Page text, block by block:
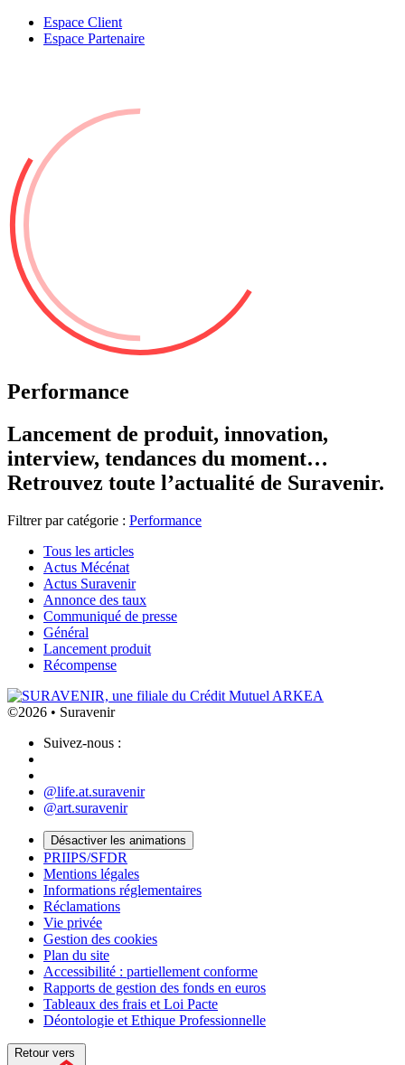
Espace Client
Espace Partenaire
Performance
Lancement de produit, innovation,
interview, tendances du moment…
Retrouvez toute l’actualité de Suravenir.
Filtrer par catégorie : Performance
Tous les articles
Actus Mécénat
Actus Suravenir
Annonce des taux
Communiqué de presse
Général
Lancement produit
Récompense
©2026 • Suravenir
Suivez-nous :
@life.at.suravenir
@art.suravenir
Désactiver les animations
PRIIPS/SFDR
Mentions légales
Informations réglementaires
Réclamations
Vie privée
Gestion des cookies
Plan du site
Accessibilité : partiellement conforme
Rapports de gestion des fonds en euros
Tableaux des frais et Loi Pacte
Déontologie et Ethique Professionnelle
Retour vers